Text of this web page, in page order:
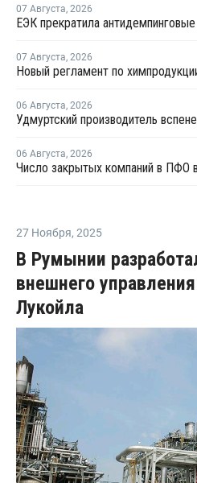
07 Августа, 2026
07 Августа, 2026
06 Августа, 2026
06 Августа, 2026
27 Ноября, 2025
В Румынии
внешнего
Лукойла